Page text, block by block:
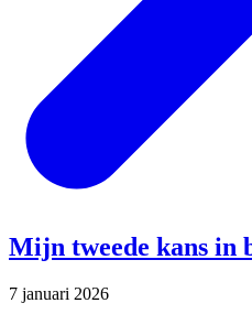
Mijn tweede kans in
7 januari 2026